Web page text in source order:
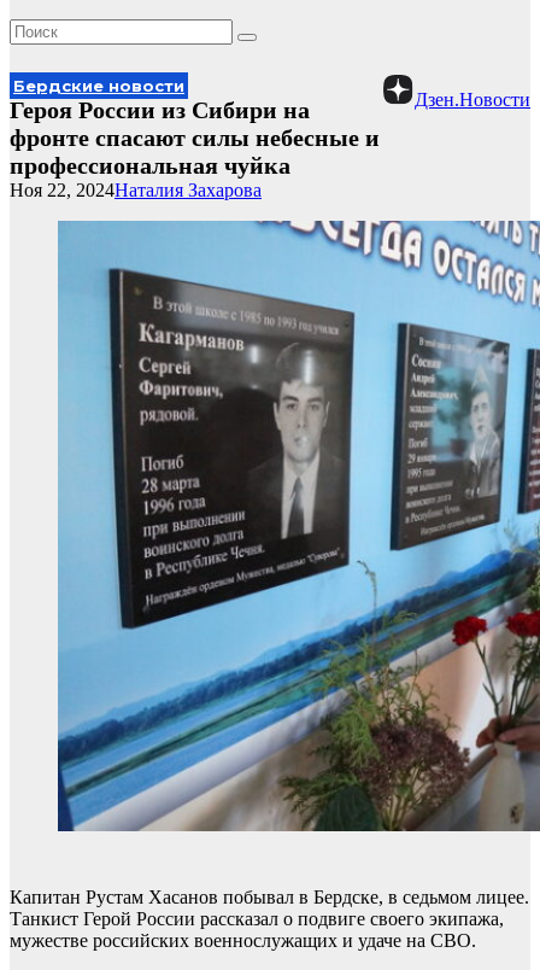
Дзен.Новости
Бердские новости
Героя России из Сибири на
фронте спасают силы небесные и
профессиональная чуйка
Наталия Захарова
Ноя 22, 2024
Капитан Рустам Хасанов побывал в Бердске, в седьмом лицее.
Танкист Герой России рассказал о подвиге своего экипажа,
мужестве российских военнослужащих и удаче на СВО.